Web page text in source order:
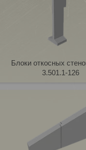
Блоки откосных
3.501.1-126